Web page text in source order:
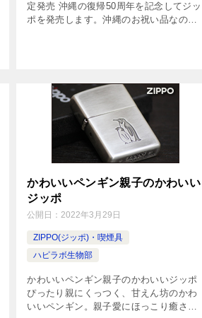
定発売 沖縄の復帰50周年を記念してジッ
ポを発売します。沖縄のお祝い品なの
かわいいペンギン親子のかわいい
ジッポ
公開日：2022年3月29日
ZIPPO(ジッポ)・喫煙具
ハピラボ生物部
かわいいペンギン親子のかわいいジッポ
ぴったり親にくっつく、甘えん坊のかわ
いいペンギン。親子愛にほっこり癒され